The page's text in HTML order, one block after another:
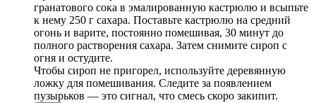
гранатового сока в эмалированную кастрюлю и всыпьте
к нему 250 г сахара. Поставьте кастрюлю на средний
огонь и варите, постоянно помешивая, 30 минут до
полного растворения сахара. Затем снимите сироп с
огня и остудите.
Чтобы сироп не пригорел, используйте деревянную
ложку для помешивания. Следите за появлением
пузырьков — это сигнал, что смесь скоро закипит.